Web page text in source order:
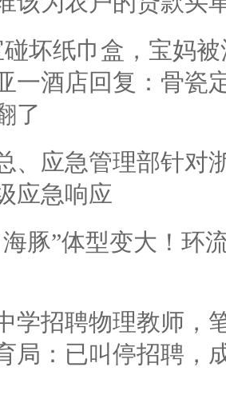
坏纸巾盒，宝妈
一酒店回复：骨瓷
了
、应急管理部针对
应急响应
豚”体型变大！环
学招聘物理教师，
局：已叫停招聘，